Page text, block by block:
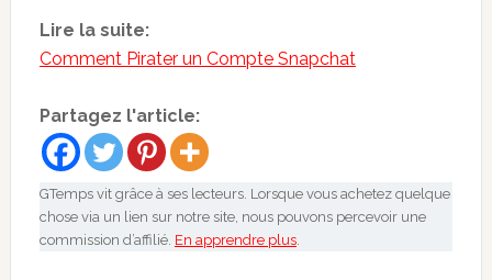
Lire la suite:
Comment Pirater un Compte Snapchat
Partagez l'article:
GTemps vit grâce à ses lecteurs. Lorsque vous achetez quelque
chose via un lien sur notre site, nous pouvons percevoir une
commission d’affilié. En apprendre plus.